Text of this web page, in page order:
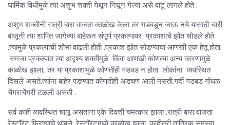
धार्मिक विधीमुळे त्या अशुभ शक्ती येथून निघून गेल्या असे वाटू लागले होते .
अशुभ शक्तीनी रात्री बारा वाजता काळोख केला तर गडबडून जाऊ नये यासाठी चारी
बाजूनी त्या शापित जागेच्या बाहेरून संपूर्ण प्रकल्पावर प्रकाशाचे झोत सोडले होते
.त्यामुळे प्रकल्पाची शोभा वाढली होती .प्रकाश झोत सोडण्याचा आणखी एक हेतू होता.
समजा प्रकल्पात त्या अदृश्य शक्तीमुळे किंवा आणखी कोणत्या अन्य कारणामुळे
काळोख झाला, तर या प्रकाशामुळे कोणतीही गडबड न होता लोकांना व्यवस्थित
दिसले असते.त्यांना बाहेर पडण्यात कोणतीही अडचण आली नसती.गर्दी गडबड गोंधळ
चेंगराचेंगरी टळली असती .
सर्व काही व्यवस्थित चालू असताना एके दिवशी चमत्कार झाला .रात्री बारा वाजता